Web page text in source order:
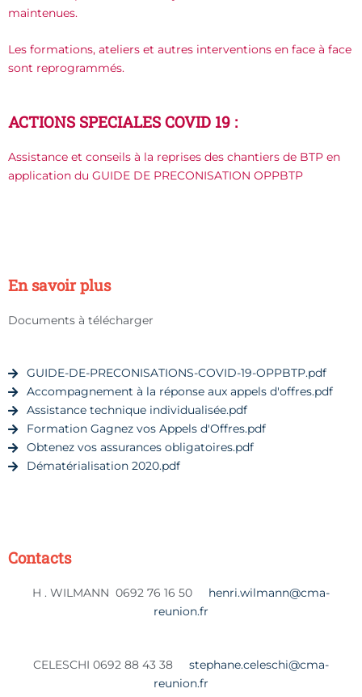
maintenues.
Les formations, ateliers et autres interventions en face à face
sont reprogrammés.
ACTIONS SPECIALES COVID 19 :
Assistance et conseils à la reprises des chantiers de BTP en
application du GUIDE DE PRECONISATION OPPBTP
En savoir plus
Documents à télécharger
GUIDE-DE-PRECONISATIONS-COVID-19-OPPBTP.pdf
Accompagnement à la réponse aux appels d'offres.pdf
Assistance technique individualisée.pdf
Formation Gagnez vos Appels d'Offres.pdf
Obtenez vos assurances obligatoires.pdf
Dématérialisation 2020.pdf
Contacts
H . WILMANN 0692 76 16 50 henri.wilmann@cma-
reunion.fr
CELESCHI 0692 88 43 38 stephane.celeschi@cma-
reunion.fr